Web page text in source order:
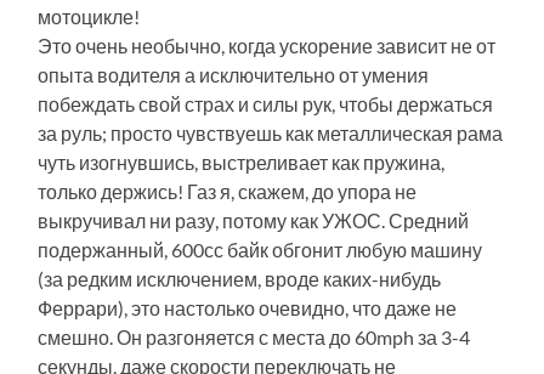
мотоцикле!
Это очень необычно, когда ускорение зависит не от
опыта водителя а исключительно от умения
побеждать свой страх и силы рук, чтобы держаться
за руль; просто чувствуешь как металлическая рама
чуть изогнувшись, выстреливает как пружина,
только держись! Газ я, скажем, до упора не
выкручивал ни разу, потому как УЖОС. Средний
подержанный, 600сс байк обгонит любую машину
(за редким исключением, вроде каких-нибудь
Феррари), это настолько очевидно, что даже не
смешно. Он разгоняется с места до 60mph за 3-4
секунды, даже скорости переключать не